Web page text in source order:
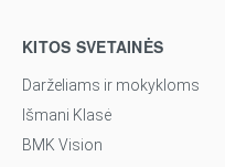
KITOS SVETAINĖS
Darželiams ir mokykloms
Išmani Klasė
BMK Vision